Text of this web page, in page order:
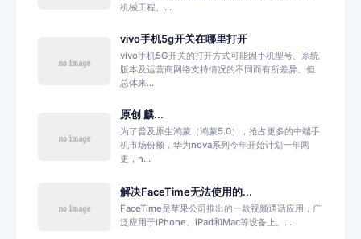
机械工程、...
vivo手机5g开关在哪里打开
vivo手机5G开关的打开方式可能因手机型号、系统
版本及运营商网络支持情况的不同而有所差异。但
总体来...
原创 麒...
为了普及原生鸿蒙（鸿蒙5.0），抢占更多的中端手
机市场份额，华为nova系列今年开始计划一年两
更，n...
解决FaceTime无法使用的...
FaceTime是苹果公司推出的一款视频通话应用，广
泛应用于iPhone、iPad和Mac等设备上。...